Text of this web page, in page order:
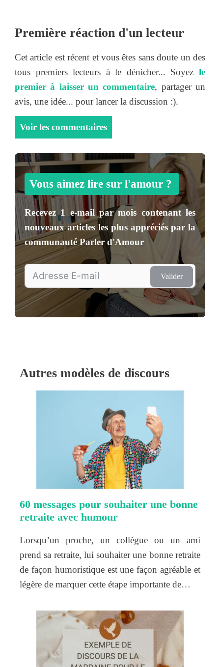
Première réaction d'un lecteur
Cet article est récent et vous êtes sans doute un des
tous premiers lecteurs à le dénicher... Soyez le
premier à laisser un commentaire, partager un
avis, une idée... pour lancer la discussion :).
Voir les commentaires
Vous aimez lire sur l'amour ?
Recevez1 e-mail par mois contenant les
nouveaux articles les plus appréciés par la
communautéParler d'Amour
Valider
Autres modèles de discours
60 messages pour souhaiter une bonne
retraite avec humour
Lorsqu’un proche, un collègue ou un ami
prend sa retraite, lui souhaiter une bonne retraite
de façon humoristique est une façon agréable et
légère de marquer cette étape importante de…